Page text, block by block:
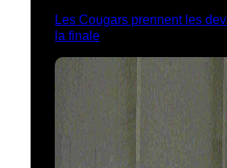
Les Cougars prennent les
la finale